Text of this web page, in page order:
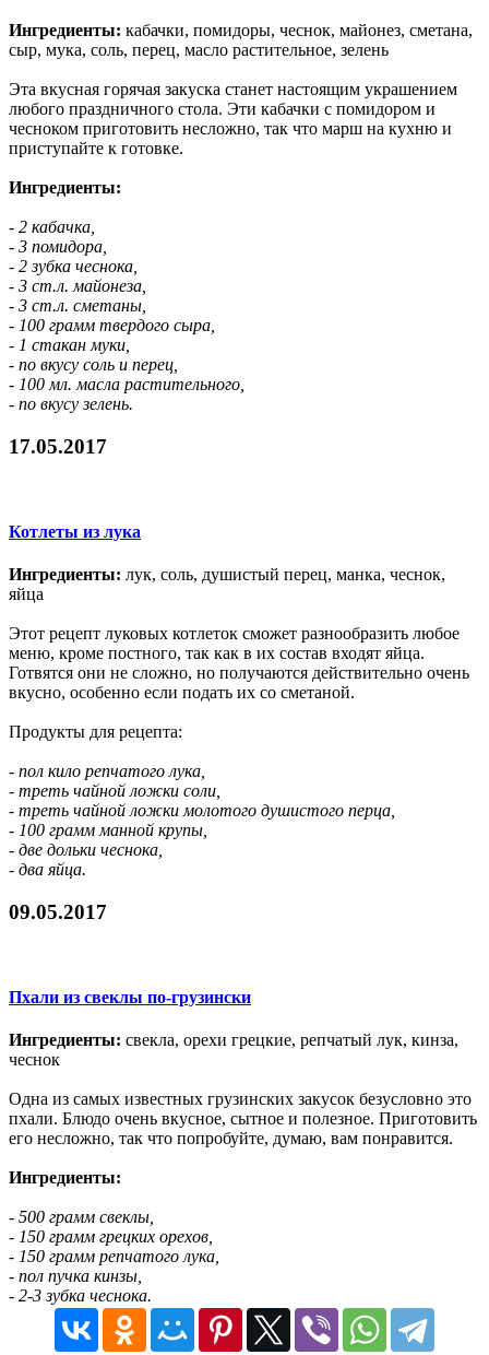
Ингредиенты: кабачки, помидоры, чеснок, майонез, сметана,
сыр, мука, соль, перец, масло растительное, зелень
Эта вкусная горячая закуска станет настоящим украшением
любого праздничного стола. Эти кабачки с помидором и
чесноком приготовить несложно, так что марш на кухню и
приступайте к готовке.
Ингредиенты:
- 2 кабачка,
- 3 помидора,
- 2 зубка чеснока,
- 3 ст.л. майонеза,
- 3 ст.л. сметаны,
- 100 грамм твердого сыра,
- 1 стакан муки,
- по вкусу соль и перец,
- 100 мл. масла растительного,
- по вкусу зелень.
17.05.2017
Котлеты из лука
Ингредиенты: лук, соль, душистый перец, манка, чеснок,
яйца
Этот рецепт луковых котлеток сможет разнообразить любое
меню, кроме постного, так как в их состав входят яйца.
Готвятся они не сложно, но получаются действительно очень
вкусно, особенно если подать их со сметаной.
Продукты для рецепта:
- пол кило репчатого лука,
- треть чайной ложки соли,
- треть чайной ложки молотого душистого перца,
- 100 грамм манной крупы,
- две дольки чеснока,
- два яйца.
09.05.2017
Пхали из свеклы по-грузински
Ингредиенты: свекла, орехи грецкие, репчатый лук, кинза,
чеснок
Одна из самых известных грузинских закусок безусловно это
пхали. Блюдо очень вкусное, сытное и полезное. Приготовить
его несложно, так что попробуйте, думаю, вам понравится.
Ингредиенты:
- 500 грамм свеклы,
- 150 грамм грецких орехов,
- 150 грамм репчатого лука,
- пол пучка кинзы,
- 2-3 зубка чеснока.